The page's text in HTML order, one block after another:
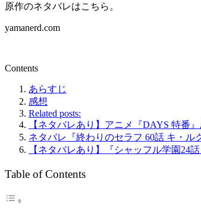
原作のネタバレはこちら。
yamanerd.com
Contents
あらすじ
感想
Related posts:
【ネタバレあり】アニメ『DAYS 特
ネタバレ『終わりのセラフ 60話 キ・
【ネタバレあり】『シャッフル学園
Table of Contents